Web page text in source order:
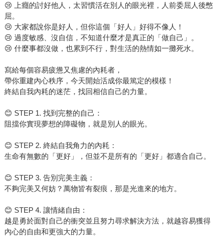
😢 上癮的討好他人，太習慣活在別人的眼光裡，人前委屈人後憋
屈。
😢 大家都說你是好人，但你這個「好人」好得不像人！
😢 過度敏感、沒自信，不知道什麼才是真正的「做自己」。
😢 什麼事都沒做，也累到不行，對生活的熱情如一攤死水。
寫給每個容易疲憊又焦慮的內耗者，
帶你重建內心秩序，今天開始活成你最篤定的模樣！
終結自我內耗的迷茫，找回相信自己的力量。
😊 STEP 1. 找到完整的自己：
阻擋你實現夢想的障礙物，就是別人的眼光。
😊 STEP 2. 終結自我角力的內耗：
生命有無數的「更好」，但並不是所有的「更好」都適合自己。
😊 STEP 3. 告別完美主義：
不夠完美又何妨？萬物皆有裂痕，那是光進來的地方。
😊 STEP 4. 讓情緒自由：
越是勇於面對自己的衝突並且努力尋求解決方法，就越容易獲得
內心的自由和更強大的力量。